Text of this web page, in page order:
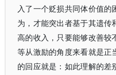
入了一个贬损共同体价值的
为，才能突出者基于其遗传
高的收入，只要能够改善较
等从激励的角度来看就是正
的回应就是：如此理解的差